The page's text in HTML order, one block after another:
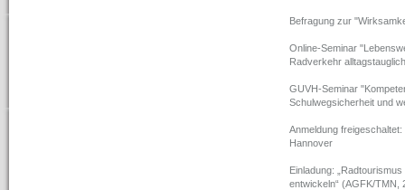
Befragung zur
Online-Seminar
Radverkehr
GUVH-Seminar
Schulwegsicherheit und
Anmeldung
Hannover
Einladung:
entwickeln“ (AGFK/TMN,